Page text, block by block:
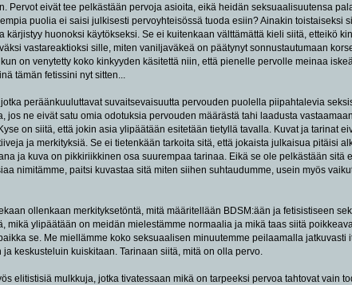
Pervot eivät tee pelkästään pervoja asioita, eikä heidän seksuaalisuutensa
puolia ei saisi julkisesti pervoyhteisössä tuoda esiin? Ainakin toistaiseksi
kärjistyy huonoksi käytökseksi. Se ei kuitenkaan välttämättä kieli siitä, etteikö
vastareaktioksi sille, miten vaniljaväkeä on päätynyt sonnustautumaan
on venytetty koko kinkyyden käsitettä niin, että pienelle pervolle meinaa
tämän fetissini nyt sitten...
peräänkuuluttavat suvaitsevaisuutta pervouden puolella piipahtalevia
jos ne eivät satu omia odotuksia pervouden määrästä tahi laadusta
on siitä, että jokin asia ylipäätään esitetään tietyllä tavalla. Kuvat ja tarinat
ja merkityksiä. Se ei tietenkään tarkoita sitä, että jokaista julkaisua pitäisi
ja kuva on pikkiriikkinen osa suurempaa tarinaa. Eikä se ole pelkästään sitä
nimitämme, paitsi kuvastaa sitä miten siihen suhtaudumme, usein myös
ollenkaan merkityksetöntä, mitä määritellään BDSM:ään ja fetisistiseen
mikä ylipäätään on meidän mielestämme normaalia ja mikä taas siitä
se. Me miellämme koko seksuaalisen minuutemme peilaamalla
keskusteluin kuiskitaan. Tarinaan siitä, mitä on olla pervo.
elitistisiä mulkkuja, jotka tivatessaan mikä on tarpeeksi pervoa tahtovat vain